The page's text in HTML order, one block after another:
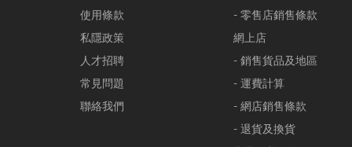
使用條款
私隱政策
人才招聘
常見問題
聯絡我們
- 零售店銷售條款
網上店
- 銷售貨品及地區
- 運費計算
- 網店銷售條款
- 退貨及換貨